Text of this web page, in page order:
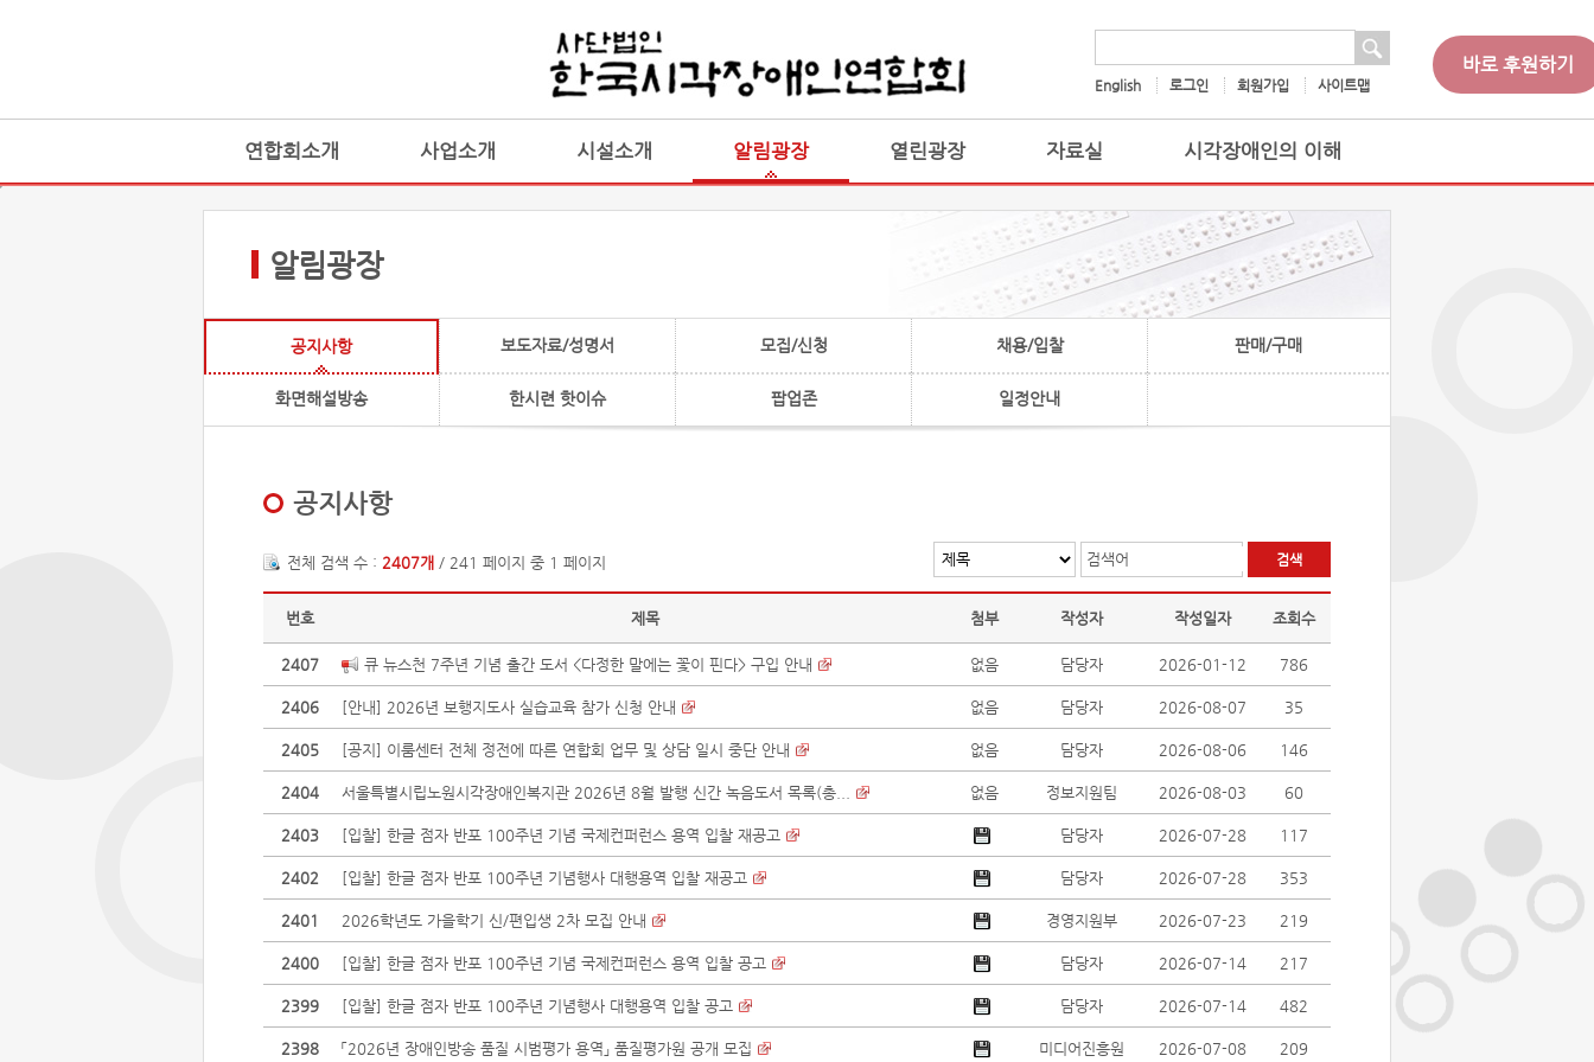
English 로그인 회원가입 사이트맵
바로 후원하기
연합회소개 사업소개 시설소개 알림광장 열린광장 자료실 시각장애인의 이해
알림광장
공지사항 보도자료/성명서 모집/신청 채용/입찰 판매/구매
화면해설방송 한시련 핫이슈 팝업존 일정안내
공지사항
검색어
전체 검색 수 : 2407개 / 241 페이지 중 1 페이지
번호 제목 첨부 작성자 작성일자 조회수
2407 큐 뉴스천 7주년 기념 출간 도서 <다정한 말에는 꽃이 핀다> 구입 안내 없음 담당자 2026-01-12 786
2406 [안내] 2026년 보행지도사 실습교육 참가 신청 안내 없음 담당자 2026-08-07 35
2405 [공지] 이룸센터 전체 정전에 따른 연합회 업무 및 상담 일시 중단 안내 없음 담당자 2026-08-06 146
2404 서울특별시립노원시각장애인복지관 2026년 8월 발행 신간 녹음도서 목록(총... 없음 정보지원팀 2026-08-03 60
2403 [입찰] 한글 점자 반포 100주년 기념 국제컨퍼런스 용역 입찰 재공고 담당자 2026-07-28 117
2402 [입찰] 한글 점자 반포 100주년 기념행사 대행용역 입찰 재공고 담당자 2026-07-28 353
2401 ​2026학년도 가을학기 신/편입생 2차 모집 안내 경영지원부 2026-07-23 219
2400 [입찰] 한글 점자 반포 100주년 기념 국제컨퍼런스 용역 입찰 공고 담당자 2026-07-14 217
2399 [입찰] 한글 점자 반포 100주년 기념행사 대행용역 입찰 공고 담당자 2026-07-14 482
2398 「2026년 장애인방송 품질 시범평가 용역」 품질평가원 공개 모집 미디어진흥원 2026-07-08 209